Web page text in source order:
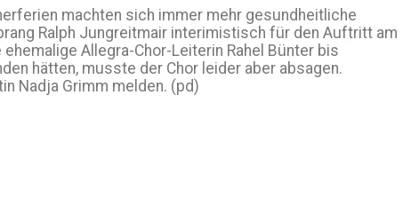
machten sich immer mehr gesundheitliche
Ralph Jungreitmair interimistisch für den Auftritt am
Allegra-Chor-Leiterin Rahel Bünter bis
hätten, musste der Chor leider aber absagen.
Nadja Grimm melden. (pd)